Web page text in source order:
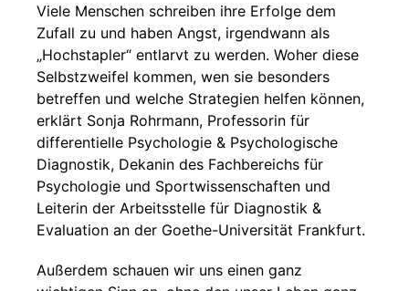
Viele Menschen schreiben ihre Erfolge dem
Zufall zu und haben Angst, irgendwann als
„Hochstapler“ entlarvt zu werden. Woher diese
Selbstzweifel kommen, wen sie besonders
betreffen und welche Strategien helfen können,
erklärt Sonja Rohrmann, Professorin für
differentielle Psychologie & Psychologische
Diagnostik, Dekanin des Fachbereichs für
Psychologie und Sportwissenschaften und
Leiterin der Arbeitsstelle für Diagnostik &
Evaluation an der Goethe-Universität Frankfurt.
Außerdem schauen wir uns einen ganz